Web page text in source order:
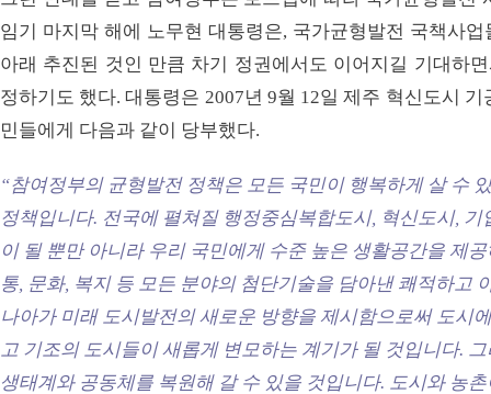
임기 마지막 해에 노무현 대통령은, 국가균형발전 국책사
아래 추진된 것인 만큼 차기 정권에서도 이어지길 기대하
정하기도 했다. 대통령은 2007년 9월 12일 제주 혁신도시
민들에게 다음과 같이 당부했다.
“참여정부의 균형발전 정책은 모든 국민이 행복하게 살 수
정책입니다. 전국에 펼쳐질 행정중심복합도시, 혁신도시,
이 될 뿐만 아니라 우리 국민에게 수준 높은 생활공간을 제
통, 문화, 복지 등 모든 분야의 첨단기술을 담아낸 쾌적하고
나아가 미래 도시발전의 새로운 방향을 제시함으로써 도시
고 기조의 도시들이 새롭게 변모하는 계기가 될 것입니다.
생태계와 공동체를 복원해 갈 수 있을 것입니다. 도시와 농